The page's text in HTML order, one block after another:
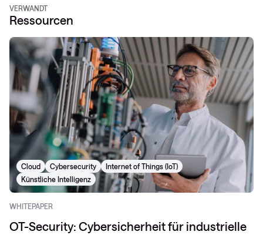
VERWANDT
Ressourcen
Cloud Cybersecurity
Internet of Things (IoT)
Künstliche Intelligenz
WHITEPAPER
OT-Security: Cybersicherheit für industrielle